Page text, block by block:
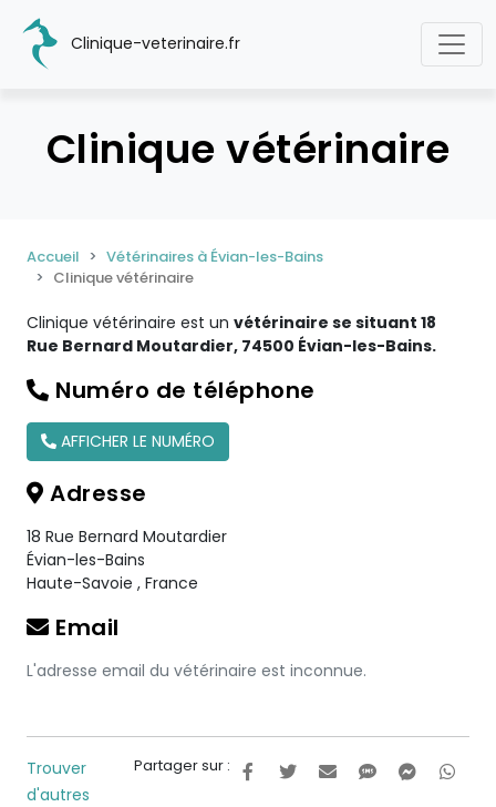
Clinique-veterinaire.fr
Clinique vétérinaire
Accueil
Vétérinaires à Évian-les-Bains
Clinique vétérinaire
Clinique vétérinaire est un vétérinaire se situant 18
Rue Bernard Moutardier, 74500 Évian-les-Bains.
Numéro de téléphone
AFFICHER LE NUMÉRO
Adresse
18 Rue Bernard Moutardier
Évian-les-Bains
Haute-Savoie , France
Email
L'adresse email du vétérinaire est inconnue.
Partager sur :
Trouver
d'autres